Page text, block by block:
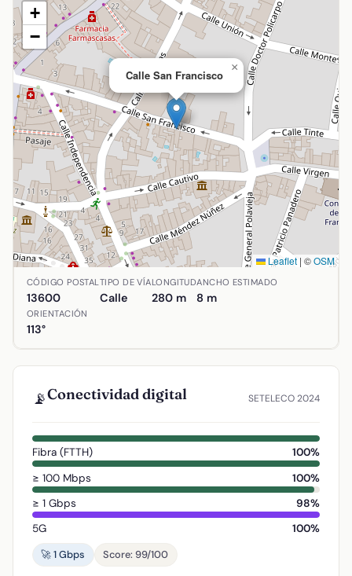
Calle San Francisco
×
+
−
Leaflet | ©OSM
Ubicación de Calle San Francisco en Alcázar de San
CÓDIGO POSTAL
13600
TIPO DE VÍA
Calle
LONGITUD
280 m
ANCHO ESTIMADO
8 m
ORIENTACIÓN
113°
📡Conectividad digital SETELECO 2024
Fibra (FTTH)
100%
≥ 100 Mbps
100%
≥ 1 Gbps
98%
5G
100%
🚀 1 Gbps
Score: 99/100